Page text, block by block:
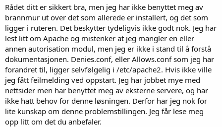
Denne Denies.conf, hvor har du plassert den? Banen i
konfigurasjonen over vil se etter filen i /etc/apache2/ - eller relativ til
hvor du har installert Apache. Mistenker dette er feil hos deg.
Ubuntu bruker UFW som standard. Anbefaler å lære deg den, eller
benytte iptables, CSF etc. Det er en bedre praksis for å gjøre det du
ønsker.
Rådet ditt er sikkert bra, men jeg har ikke benyttet meg av
brannmur ut over det som allerede er installert, og det som
ligger i ruteren. Det beskytter tydeligvis ikke godt nok. Jeg har
lest litt om Apache og mistenker at jeg mangler en eller
annen autorisation modul, men jeg er ikke i stand til å forstå
dokumentasjonen. Denies.conf, eller Allows.conf som jeg har
forandret til, ligger selvfølgelig i /etc/apache2. Hvis ikke ville
jeg fått feilmelding ved oppstart. Jeg har jobbet mye med
nettsider men har benyttet meg av eksterne servere, og har
ikke hatt behov for denne løsningen. Derfor har jeg nok for
lite kunskap om denne problemstillingen. Jeg får lese meg
opp litt om det du anbefaler.